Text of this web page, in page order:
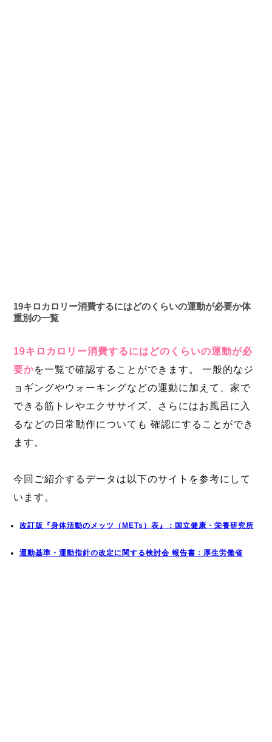
19キロカロリー消費するにはどのくらいの運動が必要か体
重別の一覧
19キロカロリー消費するにはどのくらいの運動が必
要かを一覧で確認することができます。 一般的なジ
ョギングやウォーキングなどの運動に加えて、家で
できる筋トレやエクササイズ、さらにはお風呂に入
るなどの日常動作についても 確認にすることができ
ます。
今回ご紹介するデータは以下のサイトを参考にして
います。
改訂版『身体活動のメッツ（METs）表』：国立健康・栄養研究所
運動基準・運動指針の改定に関する検討会 報告書：厚生労働省